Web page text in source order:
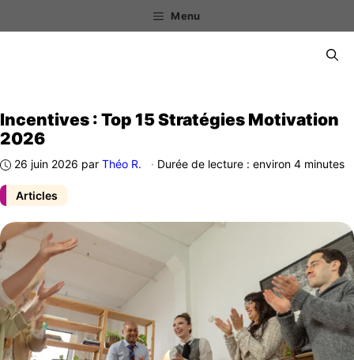
au
Menu
Articles
Incentives : Top 15 Stratégies Motivation
2026
26 juin 2026 par Théo R. · Durée de lecture : environ 4 minutes